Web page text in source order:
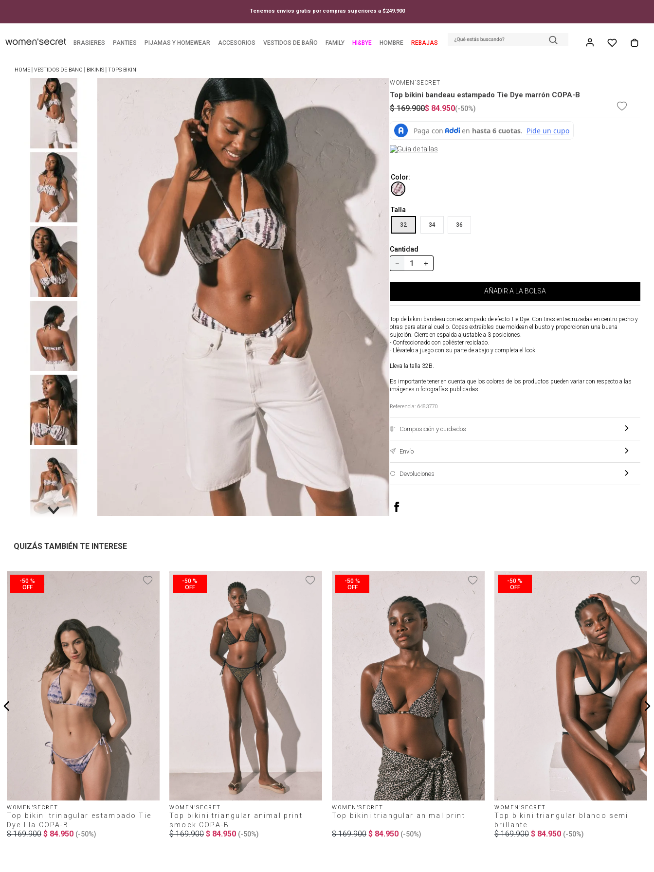
Tenemos envíos gratis por compras superiores a $249.900
BRASIERES PANTIES PIJAMAS Y HOMEWEAR ACCESORIOS VESTIDOS DE BAÑO FAMILY HI&BYE HOMBRE REBAJAS
VESTIDOS DE BANO BIKINIS TOPS BIKINI
WOMEN'SECRET
Top bikini bandeau estampado Tie Dye marrón COPA-B
$ 169.900$ 84.950(-50%)
Guia de tallas
Color:
Talla
32 34 36
Cantidad
＋
－
AÑADIR A LA BOLSA
Top de bikini bandeau con estampado de efecto Tie Dye. Con tiras entrecruzadas en centro pecho y
otras para atar al cuello. Copas extraíbles que moldean el busto y proporcionan una buena
sujeción. Cierre en espalda ajustable a 3 posiciones.
- Confeccionado con poliéster reciclado.
- Llévatelo a juego con su parte de abajo y completa el look.
Lleva la talla 32B.
Es importante tener en cuenta que los colores de los productos pueden variar con respecto a las
imágenes o fotografías publicadas
Referencia: 6483770
Composición y cuidados
Envío
Devoluciones
QUIZÁS TAMBIÉN TE INTERESE
-50 %
WOMEN'SECRET
Top bikini trinagular estampado Tie
Dye lila COPA-B
$ 169.900 $ 84.950 (-50%)
-50 %
WOMEN'SECRET
Top bikini triangular animal print
smock COPA-B
$ 169.900 $ 84.950 (-50%)
-50 %
WOMEN'SECRET
Top bikini triangular animal print
$ 169.900 $ 84.950 (-50%)
-50 %
WOMEN'SECRET
Top bikini triangular blanco semi
brillante
$ 169.900 $ 84.950 (-50%)